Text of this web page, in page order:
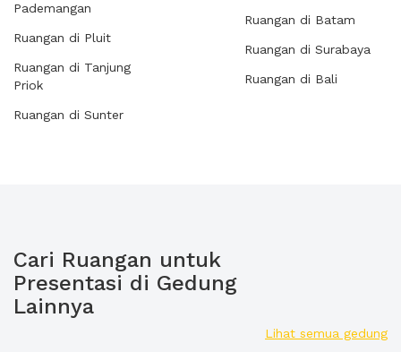
Pademangan
Ruangan di Pluit
Ruangan di Tanjung
Priok
Ruangan di Sunter
Ruangan di Batam
Ruangan di Surabaya
Ruangan di Bali
Cari Ruangan untuk
Presentasi di Gedung
Lainnya
Lihat semua gedung